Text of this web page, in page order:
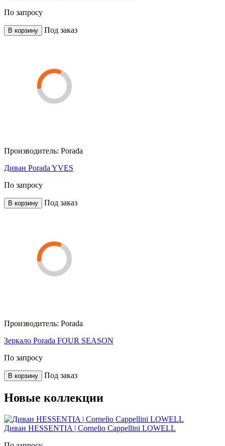
По запросу
В корзину Под заказ
Производитель: Porada
Диван Porada YVES
По запросу
В корзину Под заказ
Производитель: Porada
Зеркало Porada FOUR SEASON
По запросу
В корзину Под заказ
Новые коллекции
Диван HESSENTIA | Cornelio Cappellini LOWELL